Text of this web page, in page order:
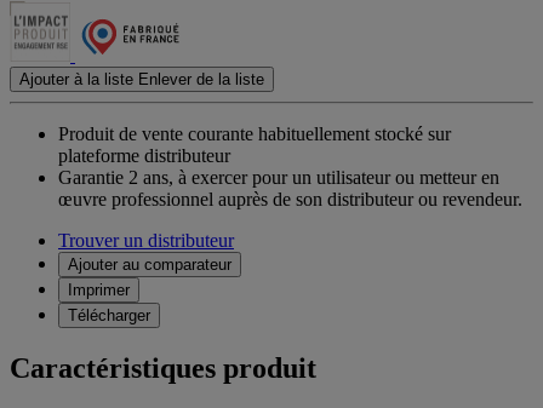
Ajouter à la liste Enlever de la liste
Produit de vente courante habituellement stocké sur
plateforme distributeur
Garantie 2 ans, à exercer pour un utilisateur ou metteur en
œuvre professionnel auprès de son distributeur ou revendeur.
Trouver un distributeur
Ajouter au comparateur
Imprimer
Télécharger
Caractéristiques produit